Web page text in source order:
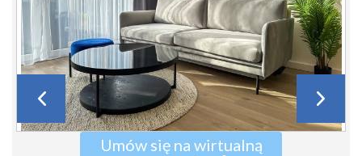
Umów się na wirtualną